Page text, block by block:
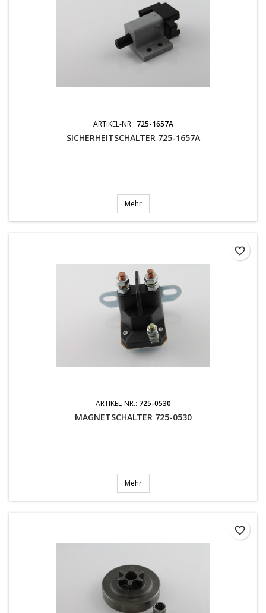
ARTIKEL-NR.: 725-1657A
SICHERHEITSCHALTER 725-1657A
Mehr
ARTIKEL-NR.: 725-0530
MAGNETSCHALTER 725-0530
Mehr
favorite_border
favorite_border